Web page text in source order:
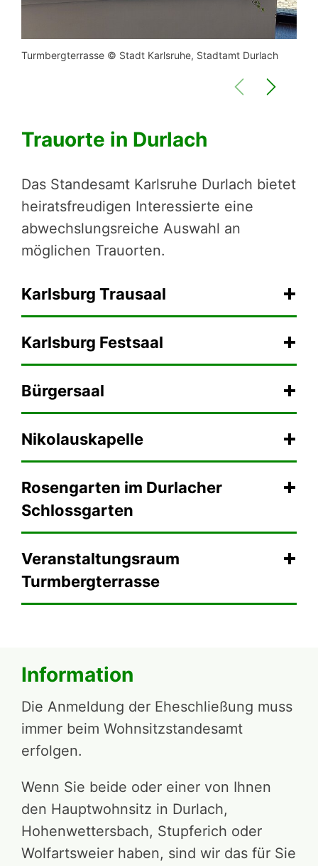
Turmbergterrasse © Stadt Karlsruhe, Stadtamt Durlach
Trauorte in Durlach
Das Standesamt Karlsruhe Durlach bietet
heiratsfreudigen Interessierte eine
abwechslungsreiche Auswahl an
möglichen Trauorten.
Karlsburg Trausaal
Karlsburg Festsaal
Bürgersaal
Nikolauskapelle
Rosengarten im Durlacher
Schlossgarten
Veranstaltungsraum
Turmbergterrasse
Information
Die Anmeldung der Eheschließung muss
immer beim Wohnsitzstandesamt
erfolgen.
Wenn Sie beide oder einer von Ihnen
den Hauptwohnsitz in Durlach,
Hohenwettersbach, Stupferich oder
Wolfartsweier haben, sind wir das für Sie